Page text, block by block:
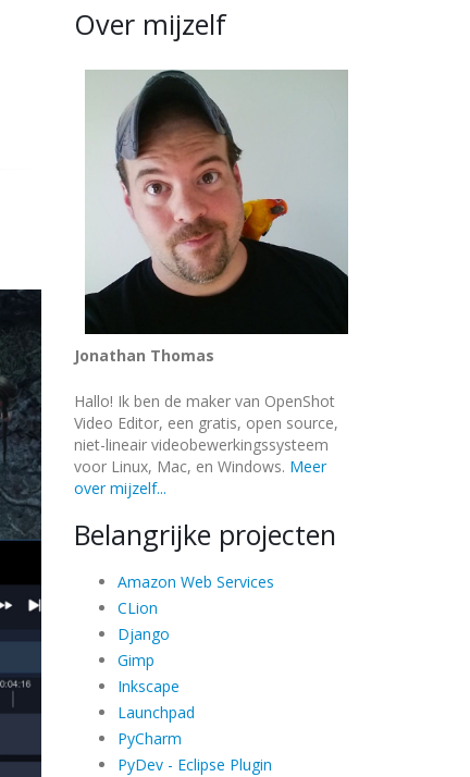
Over mijzelf
Jonathan Thomas
Hallo! Ik ben de maker van OpenShot
Video Editor, een gratis, open source,
niet-lineair videobewerkingssysteem
voor Linux, Mac, en Windows. Meer
over mijzelf...
Belangrijke projecten
Amazon Web Services
CLion
Django
Gimp
Inkscape
Launchpad
PyCharm
PyDev - Eclipse Plugin